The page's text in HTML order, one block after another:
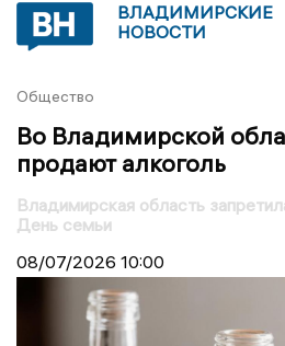
ВЛАДИМИРСКИЕ
НОВОСТИ
Общество
Во Владимирской
продают алкоголь
Владимирская область
День семьи
08/07/2026 10:00